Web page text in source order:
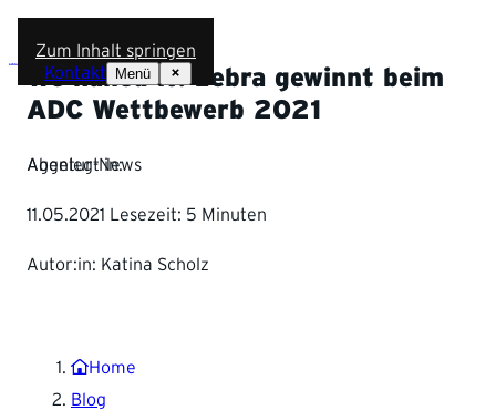
Zum Inhalt springen
Kontakt
Menü
We nailed it! zebra gewinnt beim
ADC Wettbewerb 2021
Abgelegt in:
Agentur-News
11.05.2021 Lesezeit: 5 Minuten
Autor:in: Katina Scholz
Home
Blog